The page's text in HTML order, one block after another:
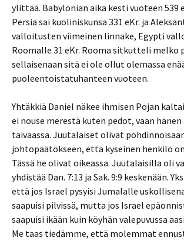
ylittää. Babylonian aika kesti vuoteen 539
Persia sai kuoliniskunsa 331 eKr. ja
valloitusten viimeinen linnake, Egypti
Roomalle 31 eKr. Rooma sitkutteli
sellaisenaan sitä ei ole ollut olemassa
puoleentoistatuhanteen vuoteen.
Yhtäkkiä Daniel näkee ihmisen Pojan
ei nouse merestä kuten pedot, vaan
taivaassa. Juutalaiset olivat
johtopäätökseen, että kyseinen henkilö
Tässä he olivat oikeassa. Juutalaisilla oli
yhdistää Dan. 7:13 ja Sak. 9:9 keskenään.
että jos Israel pysyisi Jumalalle
saapuisi pilvissä, mutta jos Israel
saapuisi ikään kuin köyhän valepuvussa
Me taas tiedämme, että molemmat